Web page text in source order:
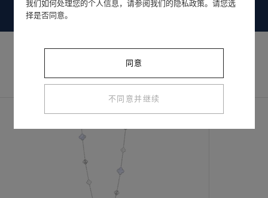
完整套装
我们如何处理您的个人信息，请参阅我们的隐私政策。请您选
择是否同意。
同意
不同意并继续